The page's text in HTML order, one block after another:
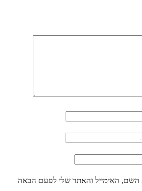
השם, האימייל והאתר שלי לפעם הבאה